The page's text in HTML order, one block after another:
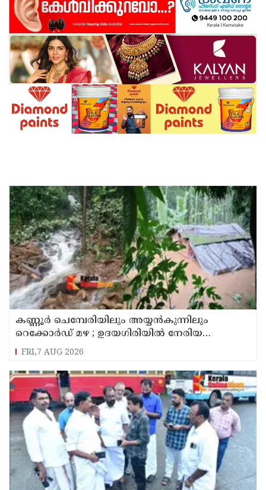
കണ്ണൂർ ചെമ്പേരിയിലും അയ്യൻകുന്നിലും
റെക്കോർഡ് മഴ ; ഉദയഗിരിയിൽ നേരിയ
ഉരുൾപൊട്ടൽ; 13 പേരെ ക്യാമ്പിലേക്ക് മാറ്റി
FRI,7 AUG 2026